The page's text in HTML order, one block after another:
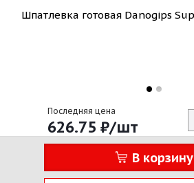
Последняя цена
626.75 ₽/шт
В корзину